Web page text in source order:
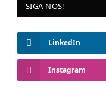
SIGA-NOS!
LinkedIn
Instagram